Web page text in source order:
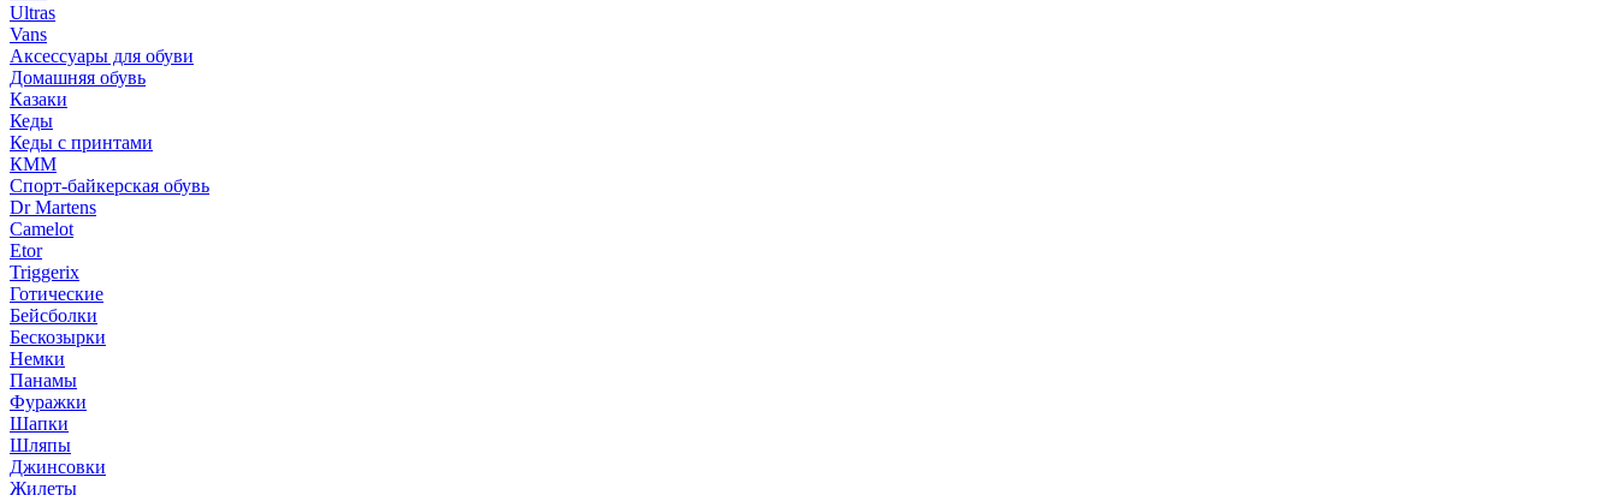
Ultras
Vans
Аксессуары для обуви
Домашняя обувь
Казаки
Кеды
Кеды с принтами
КММ
Спорт-байкерская обувь
Dr Martens
Camelot
Etor
Triggerix
Готические
Бейсболки
Бескозырки
Немки
Панамы
Фуражки
Шапки
Шляпы
Джинсовки
Жилеты